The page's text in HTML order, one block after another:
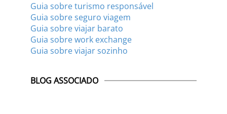
Guia sobre turismo responsável
Guia sobre seguro viagem
Guia sobre viajar barato
Guia sobre work exchange
Guia sobre viajar sozinho
BLOG ASSOCIADO